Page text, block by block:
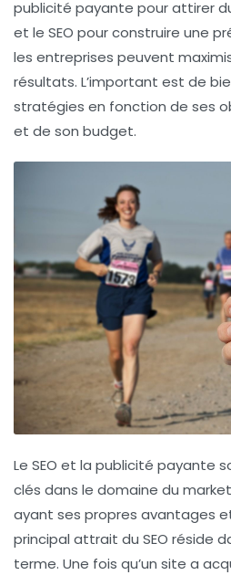
publicité payante pour attirer
et le SEO pour construire une
les entreprises peuvent
résultats. L’important est de
stratégies en fonction de ses
et de son budget.
Le SEO et la publicité payante
clés dans le domaine du
ayant ses propres avantages
principal attrait du SEO réside
terme. Une fois qu’un site a